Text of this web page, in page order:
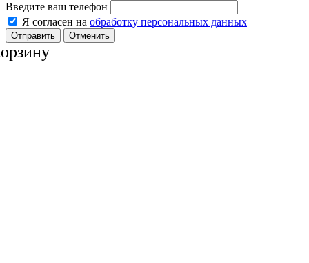
Введите ваш телефон
Я согласен на обработку персональных данных
Отменить